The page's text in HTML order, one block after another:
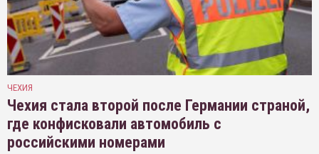
ЧЕХИЯ
Чехия стала второй после Германии страной,
где конфисковали автомобиль с
российскими номерами